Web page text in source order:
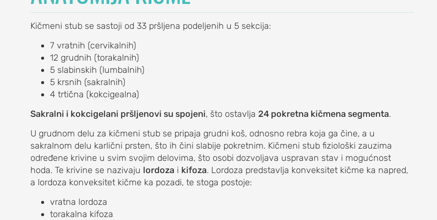
krilata lopatica
Kičmeni stub se sastoji od 33 pršljena podeljenih u 5 sekcija:
7 vratnih (cervikalnih)
12 grudnih (torakalnih)
5 slabinskih (lumbalnih)
5 krsnih (sakralnih)
4 trtična (kokcigealna)
Sakralni i kokcigelani pršljenovi su spojeni, što ostavlja 24 pokretna kičmena segmenta.
U grudnom delu za kičmeni stub se pripaja grudni koš, odnosno rebra koja ga čine, a u
sakralnom delu karlični prsten, što ih čini slabije pokretnim. Kičmeni stub fiziološki zauzima
određene krivine u svim svojim delovima, što osobi dozvoljava uspravan stav i mogućnost
hoda. Te krivine se nazivaju lordoza i kifoza. Lordoza predstavlja konveksitet kičme ka napred,
a lordoza konveksitet kičme ka pozadi, te stoga postoje:
vratna lordoza
torakalna kifoza